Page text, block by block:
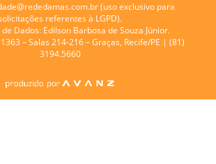
(uso exclusivo para
referentes à LGPD).
Dados: Edilson Barbosa de Souza Júnior.
– Salas 214-216 – Graças, Recife/PE | (81)
3194.5660